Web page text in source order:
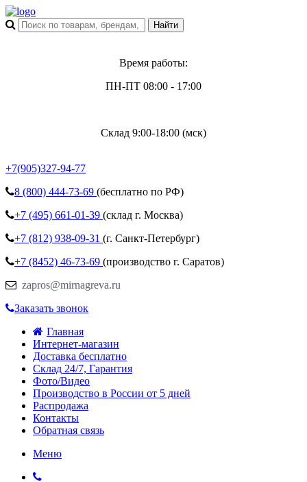
Время работы:
ПН-ПТ 08:00 - 17:00
Склад 9:00-18:00 (мск)
+7(905)327-94-77
8 (800) 444-73-69 (бесплатно по РФ)
+7 (495) 661-01-39 (склад г. Москва)
+7 (812) 938-09-31 (г. Санкт-Петербург)
+7 (8452) 46-73-69 (производство г. Саратов)
zapros@mirnagreva.ru
Заказать звонок
Главная
Интернет-магазин
Доставка бесплатно
Склад 24/7, Гарантия
Фото/Видео
Производство в России от 5 дней
Распродажа
Контакты
Обратная связь
Меню